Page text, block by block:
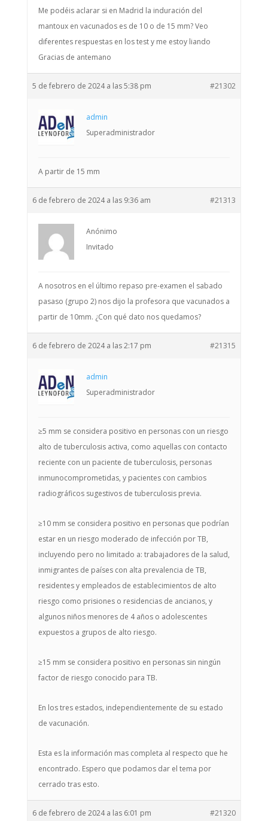
Me podéis aclarar si en Madrid la induración del
mantoux en vacunados es de 10 o de 15 mm? Veo
diferentes respuestas en los test y me estoy liando
Gracias de antemano
5 de febrero de 2024 a las 5:38 pm #21302
admin
Superadministrador
A partir de 15 mm
6 de febrero de 2024 a las 9:36 am #21313
Anónimo
Invitado
A nosotros en el último repaso pre-examen el sabado
pasaso (grupo 2) nos dijo la profesora que vacunados a
partir de 10mm. ¿Con qué dato nos quedamos?
6 de febrero de 2024 a las 2:17 pm #21315
admin
Superadministrador
≥5 mm se considera positivo en personas con un riesgo
alto de tuberculosis activa, como aquellas con contacto
reciente con un paciente de tuberculosis, personas
inmunocomprometidas, y pacientes con cambios
radiográficos sugestivos de tuberculosis previa.
≥10 mm se considera positivo en personas que podrían
estar en un riesgo moderado de infección por TB,
incluyendo pero no limitado a: trabajadores de la salud,
inmigrantes de países con alta prevalencia de TB,
residentes y empleados de establecimientos de alto
riesgo como prisiones o residencias de ancianos, y
algunos niños menores de 4 años o adolescentes
expuestos a grupos de alto riesgo.
≥15 mm se considera positivo en personas sin ningún
factor de riesgo conocido para TB.
En los tres estados, independientemente de su estado
de vacunación.
Esta es la información mas completa al respecto que he
encontrado. Espero que podamos dar el tema por
cerrado tras esto.
6 de febrero de 2024 a las 6:01 pm #21320